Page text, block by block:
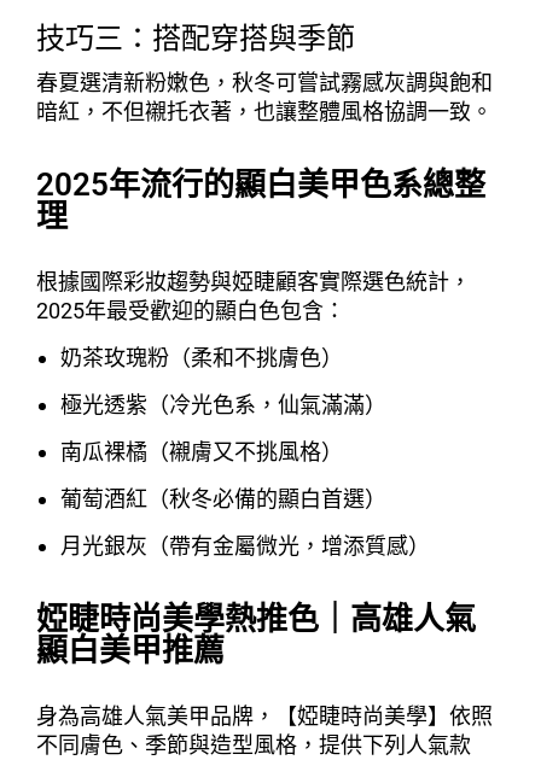
技巧三：搭配穿搭與季節
春夏選清新粉嫩色，秋冬可嘗試霧感灰調與飽和
暗紅，不但襯托衣著，也讓整體風格協調一致。
2025年流行的顯白美甲色系總整
理
根據國際彩妝趨勢與婭睫顧客實際選色統計，
2025年最受歡迎的顯白色包含：
奶茶玫瑰粉（柔和不挑膚色）
極光透紫（冷光色系，仙氣滿滿）
南瓜裸橘（襯膚又不挑風格）
葡萄酒紅（秋冬必備的顯白首選）
月光銀灰（帶有金屬微光，增添質感）
婭睫時尚美學熱推色｜高雄人氣
顯白美甲推薦
身為高雄人氣美甲品牌，【婭睫時尚美學】依照
不同膚色、季節與造型風格，提供下列人氣款